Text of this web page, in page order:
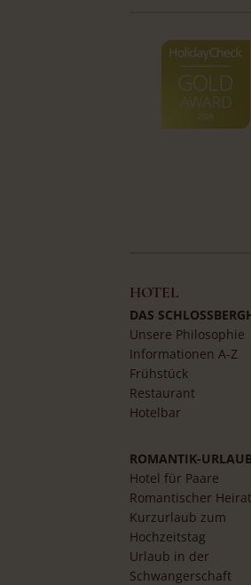
HOTEL
DAS
Unsere Philosophie
Informationen A-Z
Frühstück
Restaurant
Hotelbar
ROMANTIK-
Hotel für Paare
Romantischer
Kurzurlaub zum
Hochzeitstag
Urlaub in der
Schwangerschaft